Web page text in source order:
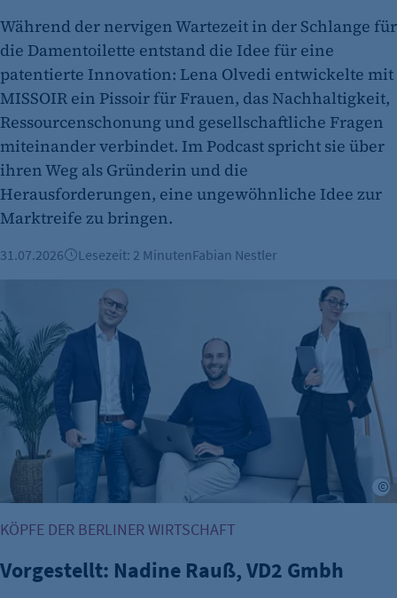
Während der nervigen Wartezeit in der Schlange für
die Damentoilette entstand die Idee für eine
patentierte Innovation: Lena Olvedi entwickelte mit
MISSOIR ein Pissoir für Frauen, das Nachhaltigkeit,
Ressourcenschonung und gesellschaftliche Fragen
miteinander verbindet. Im Podcast spricht sie über
ihren Weg als Gründerin und die
Herausforderungen, eine ungewöhnliche Idee zur
Marktreife zu bringen.
31.07.2026 Lesezeit: 2 MinutenFabian Nestler
KÖPFE DER BERLINER WIRTSCHAFT
Vorgestellt: Nadine Rauß, VD2 Gmbh